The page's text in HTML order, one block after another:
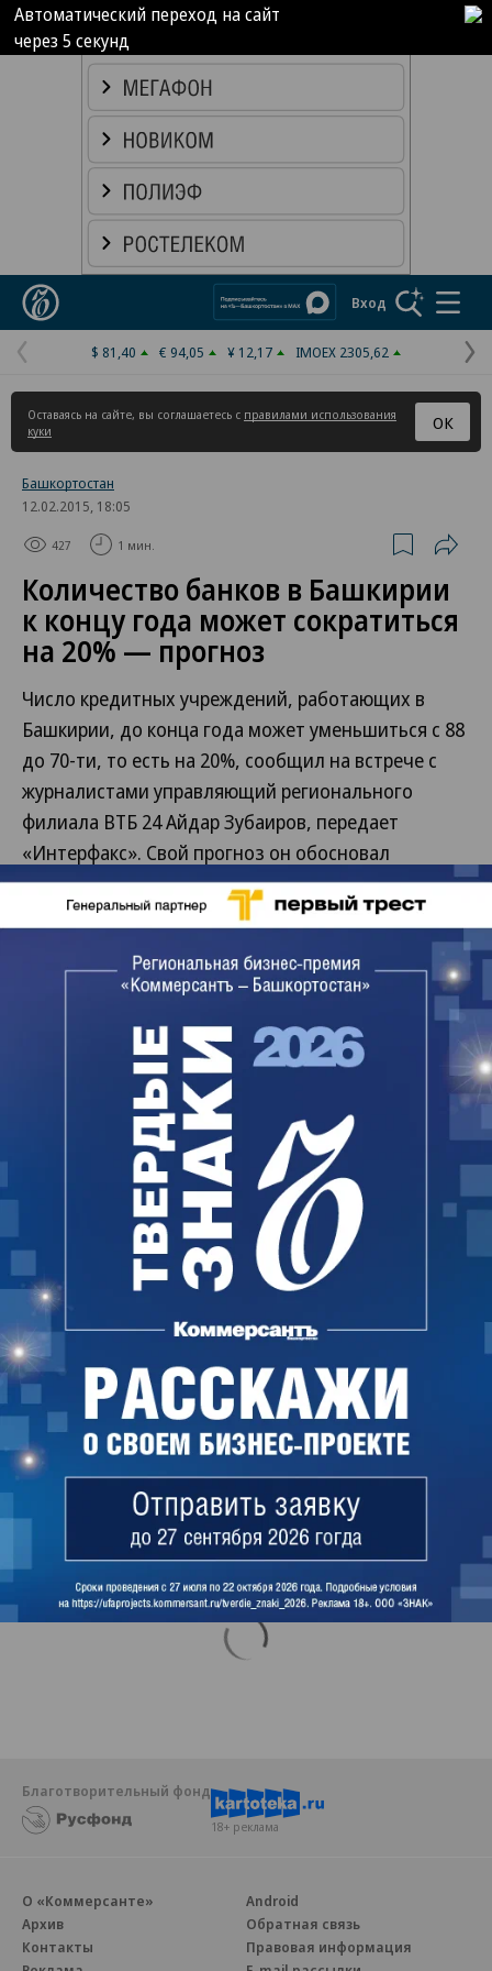
Автоматический переход на сайт
через5 секунд
Реклама в «Ъ» www.kommersant.ru/ad
Вход
Предыдущая
страница
$ 81,40 € 94,05 ¥ 12,17 IMOEX 2305,62
Оставаясь на сайте, вы соглашаетесь с правилами использования
куки
ОК
Башкортостан
12.02.2015, 18:05
427 1 мин.
Количество банков в Башкирии
к концу года может сократиться
на 20% — прогноз
Число кредитных учреждений, работающих в
Башкирии, до конца года может уменьшиться с 88
до 70-ти, то есть на 20%, сообщил на встрече с
журналистами управляющий регионального
филиала ВТБ 24 Айдар Зубаиров, передает
«Интерфакс». Свой прогноз он обосновал
кризисом в определенных сферах экономики,
снижением объема банковского бизнеса,
особенно у тех банков, валюта баланса которых
менее 5–10 млрд рублей, оптимизацией
экономика вынудит объединяться, (будут
наблюдаться процессы — ИФ) слияния и
поглощения, где-то добровольное, где-то
принудительное. Думаю, что в 2015 году мы
станем свидетелями продолжающейся политики
добровольно-принудительного регулирования:
Центральный банк, понимая, что у банка без
внешней помощи возникнут проблемы и это
повлечет за собой социальные последствия,
будет настаивать на санации»,— полагает
господин Зубаиров.
По данным Национального банка Башкирии, по
состоянию на конец 2014 года в регионе
действовали 88 кредитных учреждений.
Ъ-Онлайн
Благотворительный фонд
18+ реклама
О «Коммерсанте»
Архив
Контакты
Android
Обратная связь
Правовая информация